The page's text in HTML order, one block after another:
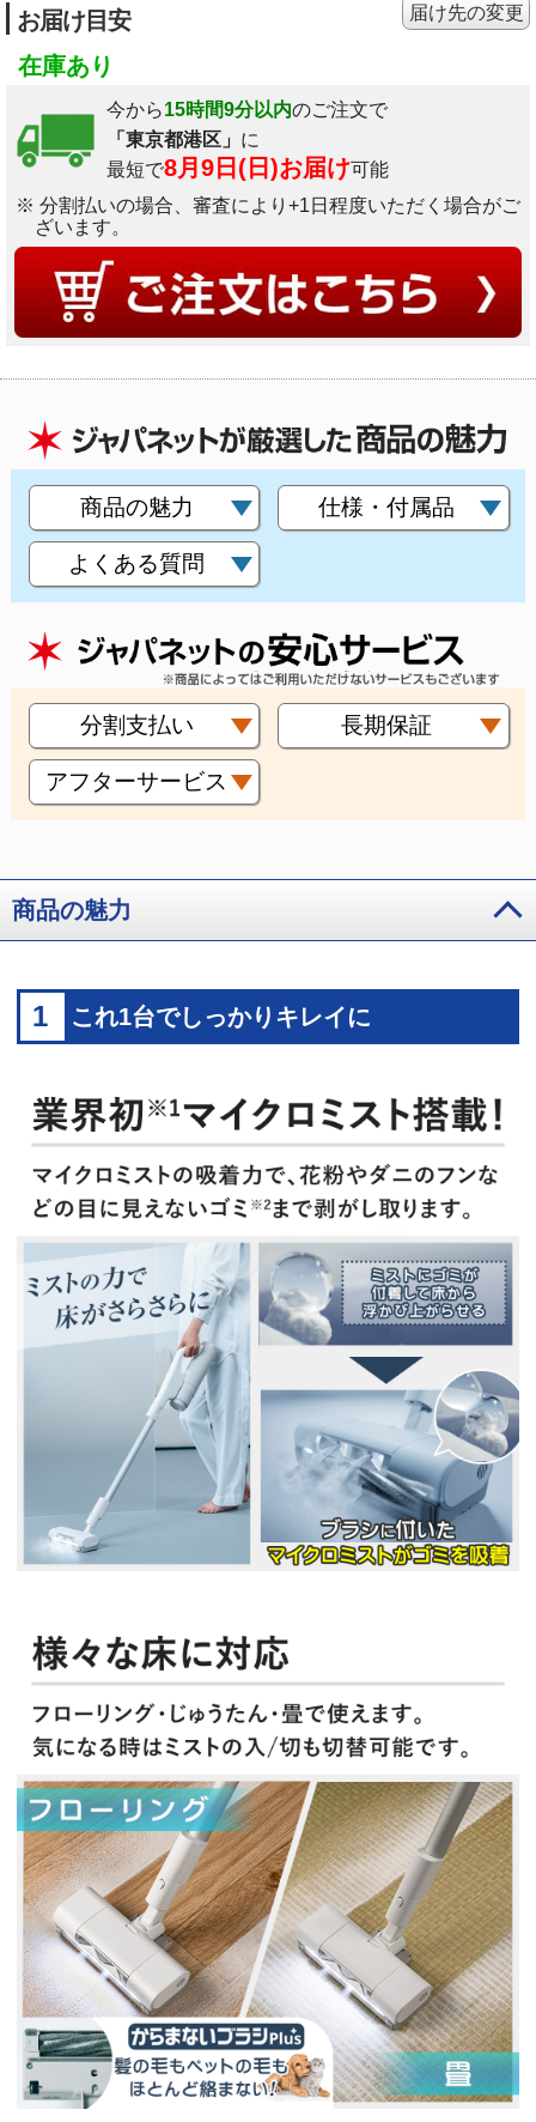
お届け目安
在庫あり
今から15時間9分以内のご注文で
「東京都港区」 に
最短で8月9日(日)お届け可能
※ 分割払いの場合、審査により+1日程度いただく場合がご
ざいます。
届け先の変更
商品の魅力 仕様・付属品
よくある質問
分割支払い 長期保証
アフターサービス
商品の魅力
1 これ1台でしっかりキレイに